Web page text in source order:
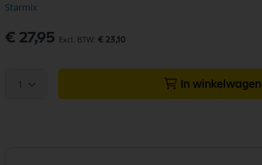
Starmix
€ 27,95 € 23,10
1 In winkelwagen